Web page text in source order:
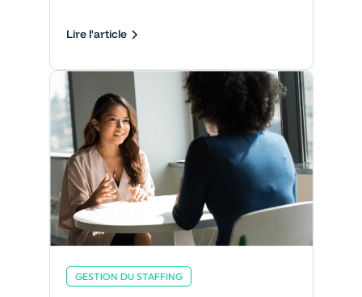
Lire l'article
GESTION DU STAFFING